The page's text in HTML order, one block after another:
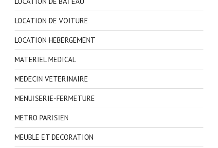
LOCATION DE VOITURE
LOCATION HEBERGEMENT
MATERIEL MEDICAL
MEDECIN VETERINAIRE
MENUISERIE-FERMETURE
METRO PARISIEN
MEUBLE ET DECORATION